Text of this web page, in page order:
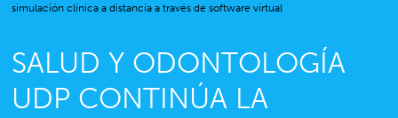
simulación clínica a distancia a través de software virtual
SALUD Y ODONTOLOGÍA
UDP CONTINÚA LA